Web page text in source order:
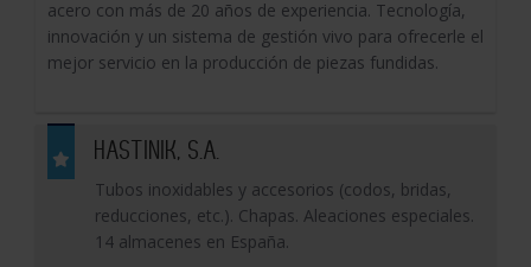
acero con más de 20 años de experiencia. Tecnología,
innovación y un sistema de gestión vivo para ofrecerle el
mejor servicio en la producción de piezas fundidas.
HASTINIK, S.A.
Tubos inoxidables y accesorios (codos, bridas,
reducciones, etc.). Chapas. Aleaciones especiales.
14 almacenes en España.